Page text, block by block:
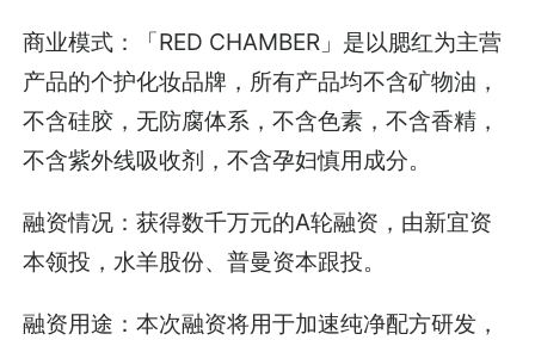
商业模式：「RED CHAMBER」是以腮红为主营
产品的个护化妆品牌，所有产品均不含矿物油，
不含硅胶，无防腐体系，不含色素，不含香精，
不含紫外线吸收剂，不含孕妇慎用成分。
融资情况：获得数千万元的A轮融资，由新宜资
本领投，水羊股份、普曼资本跟投。
融资用途：本次融资将用于加速纯净配方研发，